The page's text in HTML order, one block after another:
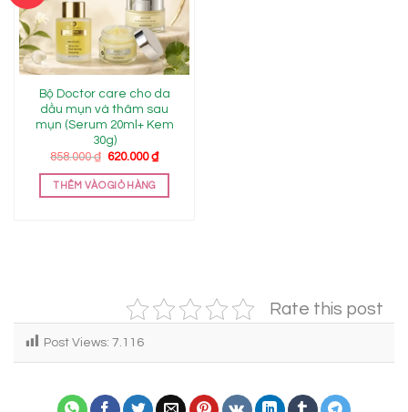
Add to
wishlist
Bộ Doctor care cho da
dầu mụn và thâm sau
mụn (Serum 20ml+ Kem
30g)
858.000₫ Giá
là:
858.000 ₫.
620.000₫Giá
THÊM VÀO GIỎ HÀNG
Rate this post
Post Views: 7.116